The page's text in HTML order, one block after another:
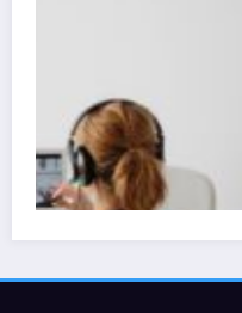
Claude
Artigo 3